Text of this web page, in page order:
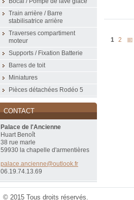
1 2
Train arrière / Barre
stabilisatrice arrière
Traverses compartiment
moteur
Supports / Fixation Batterie
Barres de toit
Miniatures
Pièces détachées Rodéo 5
CONTACT
Palace de l'Ancienne
Huart Benoît
38 rue marle
59930 la chapelle d'armentières
palace.ancienne@outlook. fr
06.19.74.13.69
© 2015 Tous droits réservés.